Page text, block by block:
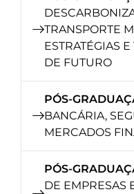
TRANSPORTE
ESTRATÉGIAS
DE FUTURO
PÓS-
BANCÁRIA,
MERCADOS
PÓS-
DE EMPRESAS